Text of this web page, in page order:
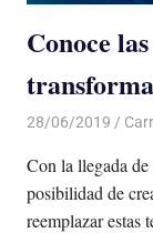
Conoce
28/06/2019 De
Con la llegada
posibilidad de
reemplazar estas